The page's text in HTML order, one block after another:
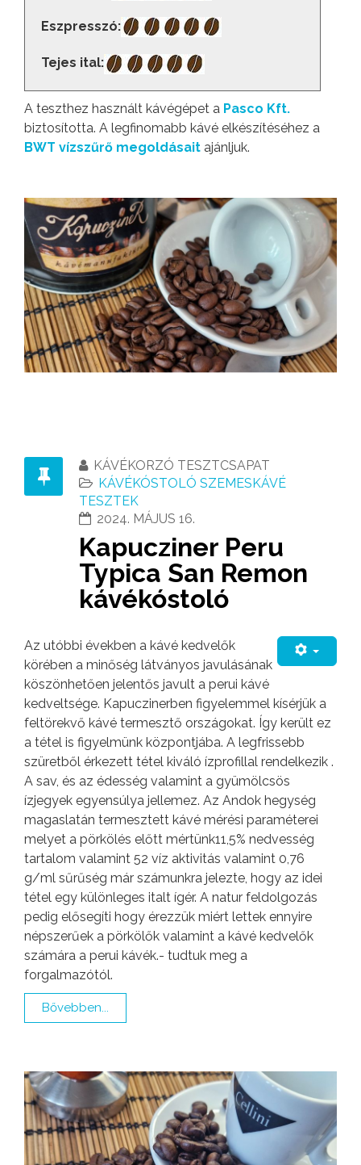
Eszpresszó:
Tejes ital:
A teszthez használt kávégépet a Pasco Kft.
biztosította. A legfinomabb kávé elkészítéséhez a
BWT vízszűrő megoldásait ajánljuk.
KÁVÉKORZÓ TESZTCSAPAT
KÁVÉKÓSTOLÓ SZEMESKÁVÉ
TESZTEK
2024. MÁJUS 16.
Kapucziner Peru
Typica San Remon
kávékóstoló
Az utóbbi években a kávé kedvelők
körében a minőség látványos javulásának
köszönhetően jelentős javult a perui kávé
kedveltsége. Kapuczinerben figyelemmel kísérjük a
feltörekvő kávé termesztő országokat. Így került ez
a tétel is figyelmünk központjába. A legfrissebb
szüretből érkezett tétel kiváló ízprofillal rendelkezik .
A sav, és az édesség valamint a gyümölcsös
ízjegyek egyensúlya jellemez. Az Andok hegység
magaslatán termesztett kávé mérési paraméterei
melyet a pörkölés előtt mértünk11,5% nedvesség
tartalom valamint 52 víz aktivitás valamint 0,76
g/ml sűrűség már számunkra jelezte, hogy az idei
tétel egy különleges italt ígér. A natur feldolgozás
pedig elősegíti hogy érezzük miért lettek ennyire
népszerűek a pörkölők valamint a kávé kedvelők
számára a perui kávék.- tudtuk meg a
forgalmazótól.
Bővebben...